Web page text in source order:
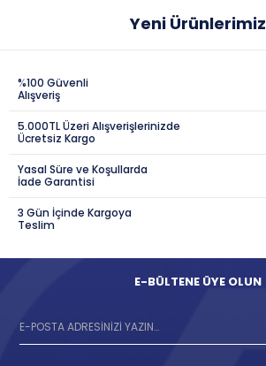
Yeni Ürünlerimiz
%100 Güvenli
Alışveriş
5.000TL Üzeri Alışverişlerinizde
Ücretsiz Kargo
Yasal Süre ve Koşullarda
İade Garantisi
3 Gün İçinde Kargoya
Teslim
E-BÜLTENE ÜYE OLUN